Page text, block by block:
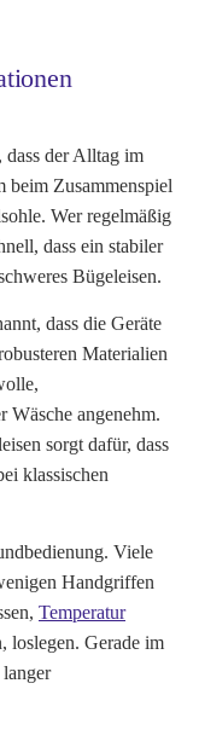
dass der Alltag im
beim Zusammenspiel
Wer regelmäßig
dass ein stabiler
Bügeleisen.
dass die Geräte
Materialien
Wäsche angenehm.
sorgt dafür, dass
klassischen
Viele
Handgriffen
Temperatur
loslegen. Gerade im